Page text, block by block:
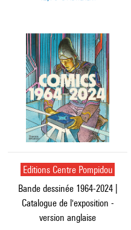
Editions Centre Pompidou
Bande dessinée 1964-2024 |
Catalogue de l'exposition -
version anglaise